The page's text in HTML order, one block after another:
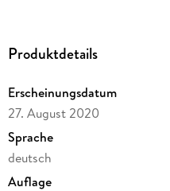
Marti aufeinander, aus den
2012 werden in Afrika, den
merkwürdige Morde verübt.
Entwicklungshilfe-Berater,
Fondsmanager - scheint
wurden mit dem Zeichen des
gebrandmarkt. Und einer
Produktdetails
Erscheinungsdatum
27. August 2020
Sprache
deutsch
Auflage